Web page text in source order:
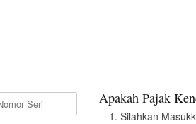
Apakah Pajak
Silahkan